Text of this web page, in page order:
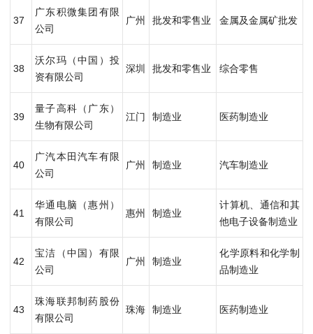
37
广东积微集团有限
公司
广州 批发和零售业 金属及金属矿批发
38
沃尔玛（中国）投
资有限公司
深圳 批发和零售业 综合零售
39
量子高科（广东）
生物有限公司
江门 制造业 医药制造业
40
广汽本田汽车有限
公司
广州 制造业 汽车制造业
41
华通电脑（惠州）
有限公司
惠州 制造业
计算机、通信和其
他电子设备制造业
42
宝洁（中国）有限
公司
广州 制造业
化学原料和化学制
品制造业
43
珠海联邦制药股份
有限公司
珠海 制造业 医药制造业